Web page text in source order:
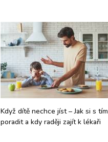
Když dítě nechce jíst – Jak si s tím
poradit a kdy raději zajít k lékaři